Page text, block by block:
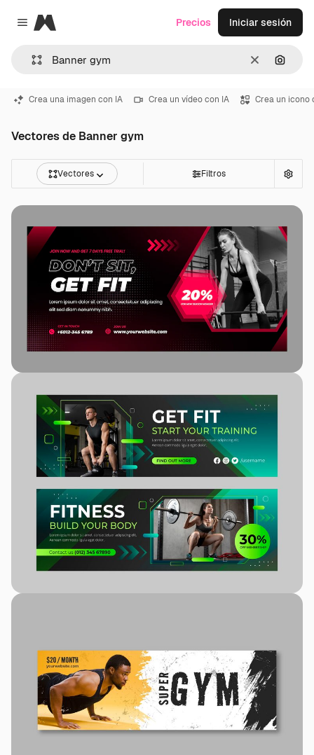
Close menu
Magnific
Borrar
Precios Iniciar sesión
Crea una imagen con IA Crea un vídeo con IA Crea un icono
Vectores de Banner gym
Vectores Filtros